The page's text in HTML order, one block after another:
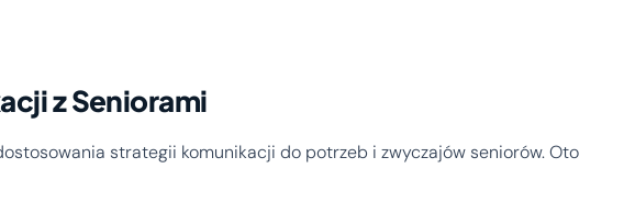
z Seniorami
strategii komunikacji do potrzeb i zwyczajów seniorów. Oto